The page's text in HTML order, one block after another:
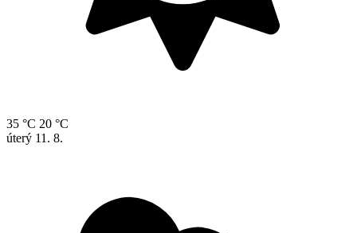
35 °C 20 °C
úterý 11. 8.